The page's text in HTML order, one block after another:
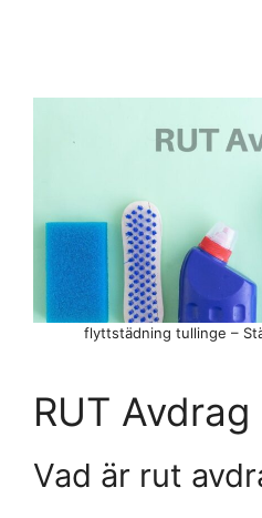
RUT Avdrag
Vad är rut
flyttstädning tullinge –